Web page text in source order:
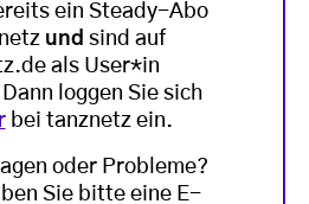
ein Steady-Abo
und sind auf
als User*in
loggen Sie sich
bei tanznetz ein.
oder Probleme?
Sie bitte eine E-